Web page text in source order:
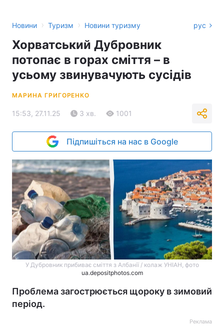
Новини › Туризм › Новини туризму рус
Хорватський Дубровник
потопає в горах сміття – в
усьому звинувачують сусідів
МАРИНА ГРИГОРЕНКО
15:53, 27.11.25 3 хв. 1001
Підпишіться на нас в Google
У Дубровник прибиває сміття з Албанії / колаж УНІАН, фото
ua.depositphotos.com
Проблема загострюється щороку в зимовий
період.
Реклама